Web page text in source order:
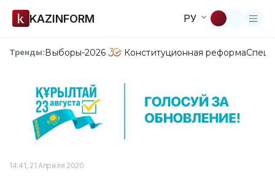
KAZINFORM РУ
Тренды:Выборы-2026 Конституционная реформа
14:41, 21 Апреля 2020